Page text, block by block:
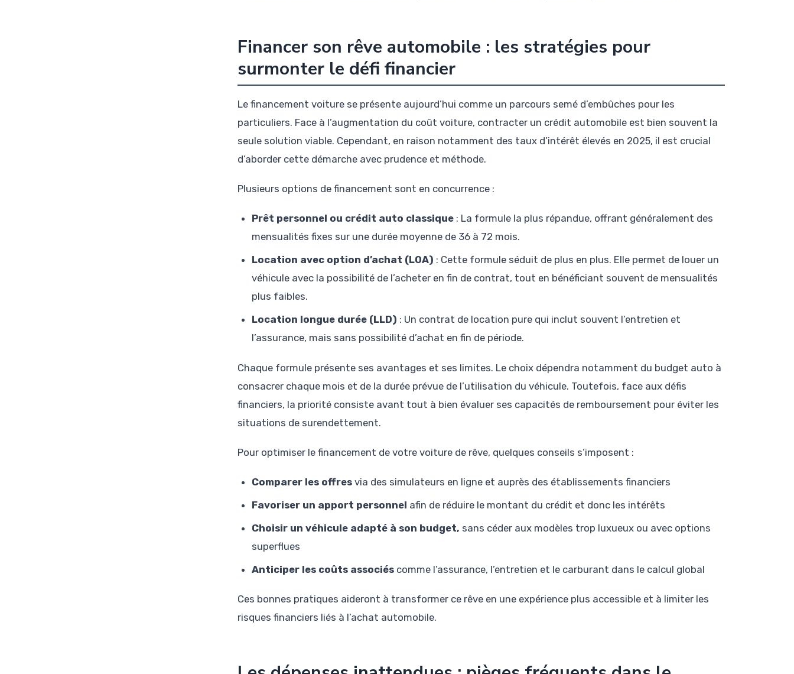
Financer son rêve automobile : les stratégies pour
surmonter le défi financier
Le financement voiture se présente aujourd’hui comme un parcours semé d’embûches pour les
particuliers. Face à l’augmentation du coût voiture, contracter un crédit automobile est bien souvent la
seule solution viable. Cependant, en raison notamment des taux d’intérêt élevés en 2025, il est crucial
d’aborder cette démarche avec prudence et méthode.
Plusieurs options de financement sont en concurrence :
Prêt personnel ou crédit auto classique : La formule la plus répandue, offrant généralement des
mensualités fixes sur une durée moyenne de 36 à 72 mois.
Location avec option d’achat (LOA) : Cette formule séduit de plus en plus. Elle permet de louer un
véhicule avec la possibilité de l’acheter en fin de contrat, tout en bénéficiant souvent de mensualités
plus faibles.
Location longue durée (LLD) : Un contrat de location pure qui inclut souvent l’entretien et
l’assurance, mais sans possibilité d’achat en fin de période.
Chaque formule présente ses avantages et ses limites. Le choix dépendra notamment du budget auto à
consacrer chaque mois et de la durée prévue de l’utilisation du véhicule. Toutefois, face aux défis
financiers, la priorité consiste avant tout à bien évaluer ses capacités de remboursement pour éviter les
situations de surendettement.
Pour optimiser le financement de votre voiture de rêve, quelques conseils s’imposent :
Comparer les offres via des simulateurs en ligne et auprès des établissements financiers
Favoriser un apport personnel afin de réduire le montant du crédit et donc les intérêts
Choisir un véhicule adapté à son budget, sans céder aux modèles trop luxueux ou avec options
superflues
Anticiper les coûts associés comme l’assurance, l’entretien et le carburant dans le calcul global
Ces bonnes pratiques aideront à transformer ce rêve en une expérience plus accessible et à limiter les
risques financiers liés à l’achat automobile.